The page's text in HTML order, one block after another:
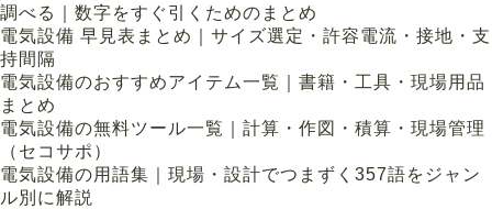
調べる｜数字をすぐ引くためのまとめ
電気設備 早見表まとめ｜サイズ選定・許容電流・接地・支
持間隔
電気設備のおすすめアイテム一覧｜書籍・工具・現場用品
まとめ
電気設備の無料ツール一覧｜計算・作図・積算・現場管理
（セコサポ）
電気設備の用語集｜現場・設計でつまずく357語をジャン
ル別に解説